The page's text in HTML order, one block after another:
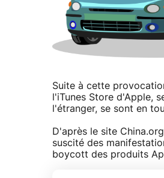
Suite à cette
l'iTunes Store d'Apple,
l'étranger, se sont en
D'après le site
suscité des
boycott des produits